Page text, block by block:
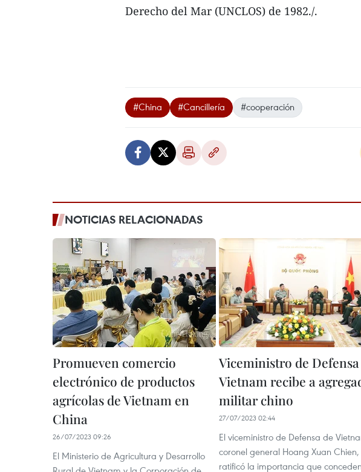
Derecho del Mar (UNCLOS) de 1982./.
#China #Cancillería #cooperación
NOTICIAS RELACIONADAS
Promueven comercio
electrónico de productos
agrícolas de Vietnam en
China
26/07/2023 09:26
El Ministerio de Agricultura y Desarrollo
Viceministro de Defensa
Vietnam recibe a
militar chino
27/07/2023 02:44
El viceministro de Defensa de
coronel general Hoang Xuan Chien,
ratificó la importancia que